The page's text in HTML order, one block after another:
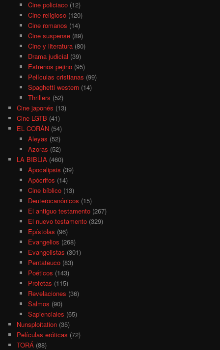
Cine policiaco(12)
Cine religioso(120)
Cine romanos (14)
Cine suspense(89)
Cine y literatura(80)
Drama judicial (39)
Estrenos pejino(95)
Películas cristianas (99)
Spaghetti western(14)
Thrillers (52)
Cine japonés (13)
Cine LGTB (41)
EL CORÁN (54)
Aleyas (52)
Azoras (52)
LA BIBLIA (460)
Apocalipsis (39)
Apócrifos (14)
Cine bíblico(13)
Deuterocanónicos (15)
El antiguo testamento(267)
El nuevo testamento(329)
Epístolas (96)
Evangelios (268)
Evangelistas (301)
Pentateuco(83)
Poéticos (143)
Profetas (115)
Revelaciones (36)
Salmos (90)
Sapienciales (65)
Nunsploitation (35)
Películas eróticas (72)
TORÁ (88)